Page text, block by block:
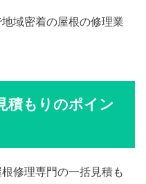
域密着の屋根の修理業
積もりのポイン
修理専門の一括見積も